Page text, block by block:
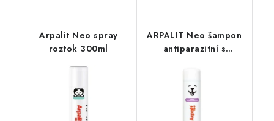
Arpalit Neo spray
roztok 300ml
ARPALIT Neo šampon
antiparazitní s